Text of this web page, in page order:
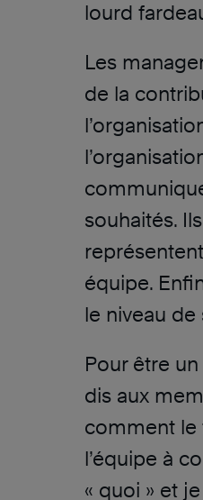
lourd
Les
de la
souhaités.
équipe.
le niveau
Pour être
dis aux
comment le
l’équipe à
« quoi » et